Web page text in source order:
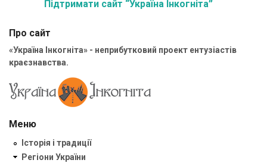
Підтримати сайт “Україна Інкогніта”
Про сайт
«Україна Інкогніта» - неприбутковий проект ентузіастів
краєзнавства.
Меню
Історія і традиції
Регіони України